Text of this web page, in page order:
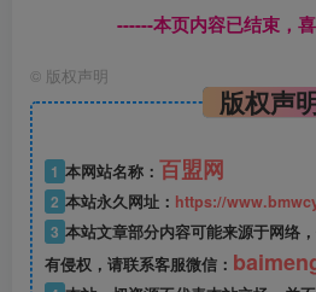
------本页内容已结束，
© 版权声明
版权声
1 本网站名称： 百盟网
2 本站永久网址： https://
3 本站文章部分内容可能来源于网络
有侵权，请联系客服微信：